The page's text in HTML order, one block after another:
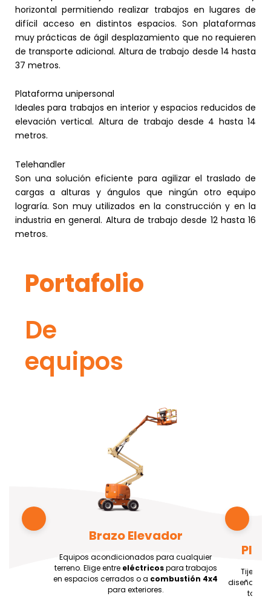
horizontal permitiendo realizar trabajos en lugares de
difícil acceso en distintos espacios. Son plataformas
muy prácticas de ágil desplazamiento que no requieren
de transporte adicional. Altura de trabajo desde 14 hasta
37 metros.
Plataforma unipersonal
Ideales para trabajos en interior y espacios reducidos de
elevación vertical. Altura de trabajo desde 4 hasta 14
metros.
Telehandler
Son una solución eficiente para agilizar el traslado de
cargas a alturas y ángulos que ningún otro equipo
lograría. Son muy utilizados en la construcción y en la
industria en general. Altura de trabajo desde 12 hasta 16
metros.
Portafolio
De
equipos
Brazo Elevador
Equipos acondicionados para cualquier
terreno. Elige entre eléctricospara trabajos
en espacios cerrados o a combustión 4x4
para exteriores.
Tijeras
diseñadas